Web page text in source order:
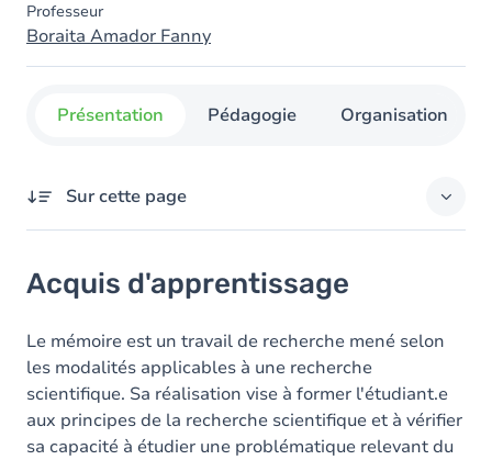
Professeur
Boraita Amador Fanny
Présentation Pédagogie Organisation
Sur cette page
Objectifs
Acquis d'apprentissage
Le mémoire est un travail de recherche mené selon
les modalités applicables à une recherche
scientifique. Sa réalisation vise à former l'étudiant.e
aux principes de la recherche scientifique et à vérifier
sa capacité à étudier une problématique relevant du